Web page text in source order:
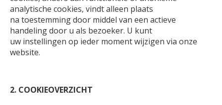
analytische cookies, vindt alleen plaats
na toestemming door middel van een actieve
handeling door u als bezoeker. U kunt
uw instellingen op ieder moment wijzigen via onze
website.
2. COOKIEOVERZICHT